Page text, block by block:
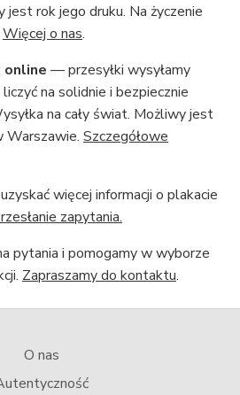
jest rok jego druku. Na życzenie
Więcej o nas.
online — przesyłki wysyłamy
na solidnie i bezpiecznie
na cały świat. Możliwy jest
Warszawie. Szczegółowe
więcej informacji o plakacie
zapytania.
pytania i pomogamy w wyborze
Zapraszamy do kontaktu.
O nas